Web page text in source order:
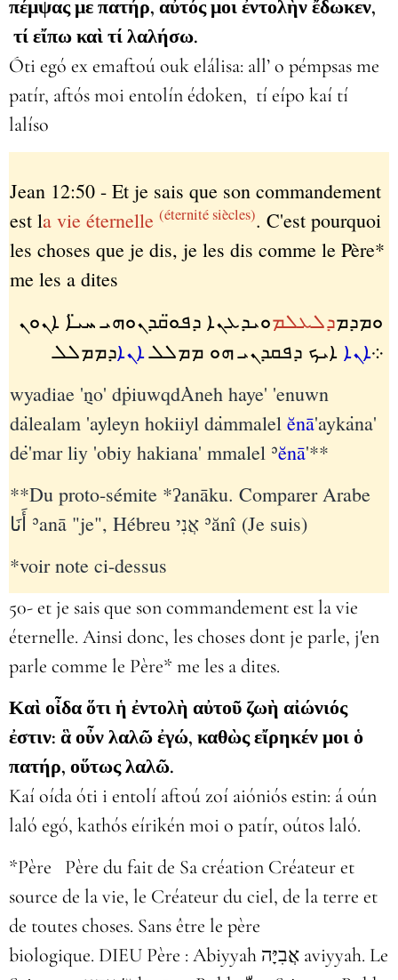
πέμψας με πατήρ, αὐτός μοι ἐντολὴν ἔδωκεν,
τί εἴπω καὶ τί λαλήσω.
Óti egó ex emaftoú ouk elálisa: all’ o pémpsas me
patír, aftós moi entolín édoken, tí eípo kaí tí
lalíso
Jean 12:50 - Et je sais que son commandement
est la vie éternelle (éternité siècles). C'est pourquoi
les choses que je dis, je les dis comme le Père*
me les a dites
ܘܝܕܥܢܐ ܕܦܘ̈ܩܕܢܘܗܝ ܚܝ̈ܐ ܐܢܘܢܕܠܥܠܡܘܡܕܡ
ܕܡܡܠܠܐܢܐܐܝܟ ܕܦܩܕܢܝ ܗܘ ܡܡܠܠ ܐܢܐ܀
wyadiae '݈no' d݁piuwqd݁Aneh haye' 'enuwn
d݁alealam 'ayleyn hokiiyl d݁ammalel ĕnā'ayk݁ana'
d݁e'mar liy 'obiy hakiana' mmalel ʾĕnā'**
**Du proto-sémite *ʔanāku. Comparer Arabe
أَنَا‎ ʾanā "je", Hébreu אֲנִי‎ ʾănî (Je suis)
*voir note ci-dessus
50- et je sais que son commandement est la vie
éternelle. Ainsi donc, les choses dont je parle, j'en
parle comme le Père* me les a dites.
Καὶ οἶδα ὅτι ἡ ἐντολὴ αὐτοῦ ζωὴ αἰώνιός
ἐστιν: ἃ οὖν λαλῶ ἐγώ, καθὼς εἴρηκέν μοι ὁ
πατήρ, οὕτως λαλῶ.
Kaí oída óti i entolí aftoú zoí aióniós estin: á oún
laló egó, kathós eírikén moi o patír, oútos laló.
*Père Père du fait de Sa création Créateur et
source de la vie, le Créateur du ciel, de la terre et
de toutes choses. Sans être le père
biologique. DIEU Père : Abiyyah אֲבִיָּה aviyyah. Le